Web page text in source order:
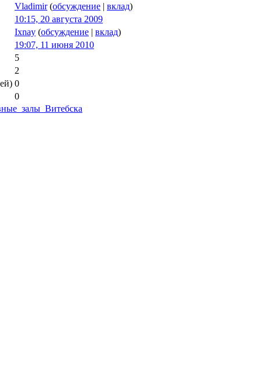
Vladimir (обсуждение | вклад)
10:15, 20 августа 2009
Ixnay (обсуждение | вклад)
19:07, 11 июня 2010
5
2
0
0